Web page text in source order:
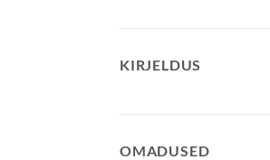
KIRJELDUS
OMADUSED